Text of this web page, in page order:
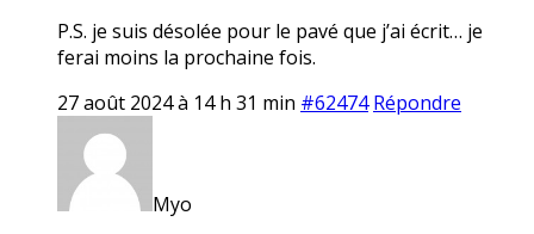
P.S. je suis désolée pour le pavé que j’ai écrit… je
ferai moins la prochaine fois.
27 août 2024 à 14 h 31 min #62474 Répondre
Myo